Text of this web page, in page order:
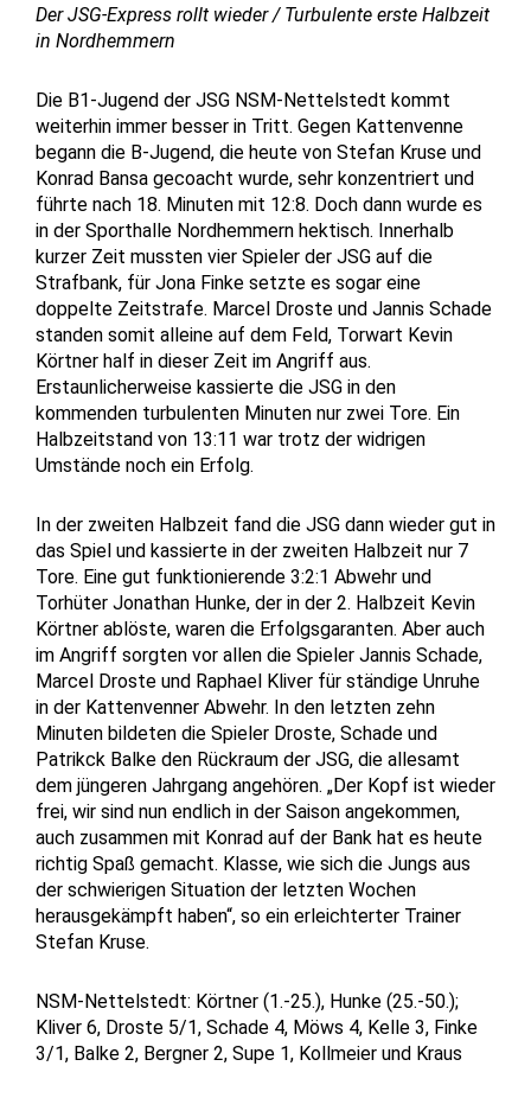
Der JSG-Express rollt wieder / Turbulente erste Halbzeit
in Nordhemmern
Die B1-Jugend der JSG NSM-Nettelstedt kommt
weiterhin immer besser in Tritt. Gegen Kattenvenne
begann die B-Jugend, die heute von Stefan Kruse und
Konrad Bansa gecoacht wurde, sehr konzentriert und
führte nach 18. Minuten mit 12:8. Doch dann wurde es
in der Sporthalle Nordhemmern hektisch. Innerhalb
kurzer Zeit mussten vier Spieler der JSG auf die
Strafbank, für Jona Finke setzte es sogar eine
doppelte Zeitstrafe. Marcel Droste und Jannis Schade
standen somit alleine auf dem Feld, Torwart Kevin
Körtner half in dieser Zeit im Angriff aus.
Erstaunlicherweise kassierte die JSG in den
kommenden turbulenten Minuten nur zwei Tore. Ein
Halbzeitstand von 13:11 war trotz der widrigen
Umstände noch ein Erfolg.
In der zweiten Halbzeit fand die JSG dann wieder gut in
das Spiel und kassierte in der zweiten Halbzeit nur 7
Tore. Eine gut funktionierende 3:2:1 Abwehr und
Torhüter Jonathan Hunke, der in der 2. Halbzeit Kevin
Körtner ablöste, waren die Erfolgsgaranten. Aber auch
im Angriff sorgten vor allen die Spieler Jannis Schade,
Marcel Droste und Raphael Kliver für ständige Unruhe
in der Kattenvenner Abwehr. In den letzten zehn
Minuten bildeten die Spieler Droste, Schade und
Patrikck Balke den Rückraum der JSG, die allesamt
dem jüngeren Jahrgang angehören. „Der Kopf ist wieder
frei, wir sind nun endlich in der Saison angekommen,
auch zusammen mit Konrad auf der Bank hat es heute
richtig Spaß gemacht. Klasse, wie sich die Jungs aus
der schwierigen Situation der letzten Wochen
herausgekämpft haben“, so ein erleichterter Trainer
Stefan Kruse.
NSM-Nettelstedt: Körtner (1.-25.), Hunke (25.-50.);
Kliver 6, Droste 5/1, Schade 4, Möws 4, Kelle 3, Finke
3/1, Balke 2, Bergner 2, Supe 1, Kollmeier und Kraus